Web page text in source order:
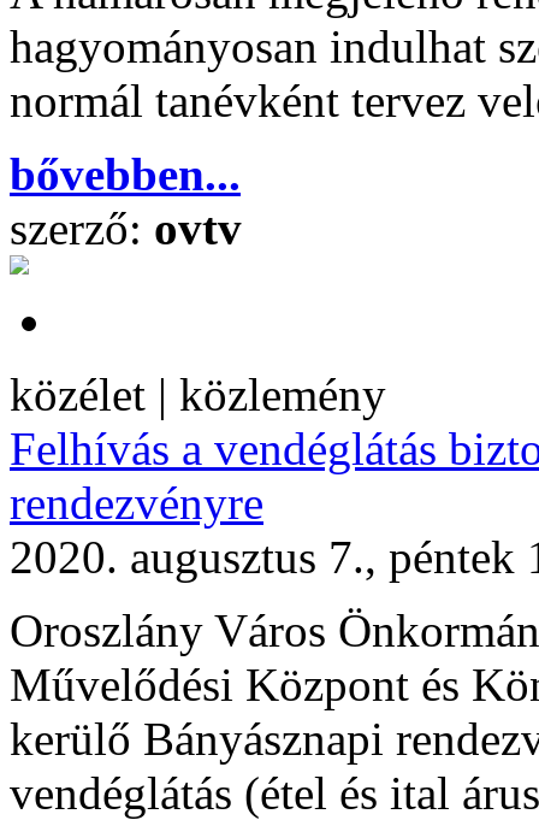
hagyományosan indulhat
normál tanévként tervez
bővebben...
szerző: ovtv
közélet | közlemény
Felhívás a vendéglátás
rendezvényre
2020. augusztus 7., péntek
Oroszlány Város
Művelődési Központ és
kerülő Bányásznapi
vendéglátás (étel és ital